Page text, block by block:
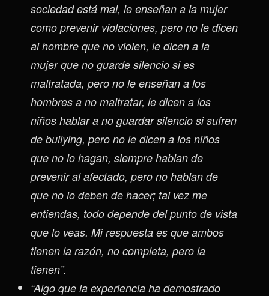
sociedad está mal, le enseñan a la mujer
como prevenir violaciones, pero no le dicen
al hombre que no violen, le dicen a la
mujer que no guarde silencio si es
maltratada, pero no le enseñan a los
hombres a no maltratar, le dicen a los
niños hablar a no guardar silencio si sufren
de bullying, pero no le dicen a los niños
que no lo hagan, siempre hablan de
prevenir al afectado, pero no hablan de
que no lo deben de hacer; tal vez me
entiendas, todo depende del punto de vista
que lo veas. Mi respuesta es que ambos
tienen la razón, no completa, pero la
tienen”.
“Algo que la experiencia ha demostrado